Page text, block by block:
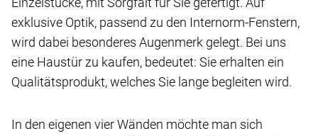
exklusive Optik, passend zu den Internorm-Fenstern,
wird dabei besonderes Augenmerk gelegt. Bei uns
eine Haustür zu kaufen, bedeutet: Sie erhalten ein
Qualitäts­produkt, welches Sie lange begleiten wird.
In den eigenen vier Wänden möchte man sich